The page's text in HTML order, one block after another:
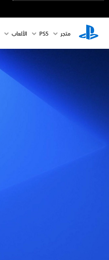
متجر PS5‏ الألعاب